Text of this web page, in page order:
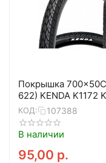
Покрышка
622) KENDA K1172
K-SHIELD 5-529342
КОД: 107388
В наличии
95,00 р.